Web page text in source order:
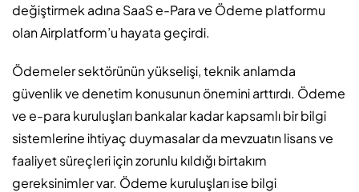
değiştirmek adına SaaS e-Para ve Ödeme platformu
olan Airplatform’u hayata geçirdi.
Ödemeler sektörünün yükselişi, teknik anlamda
güvenlik ve denetim konusunun önemini arttırdı. Ödeme
ve e-para kuruluşları bankalar kadar kapsamlı bir bilgi
sistemlerine ihtiyaç duymasalar da mevzuatın lisans ve
faaliyet süreçleri için zorunlu kıldığı birtakım
gereksinimler var. Ödeme kuruluşları ise bilgi